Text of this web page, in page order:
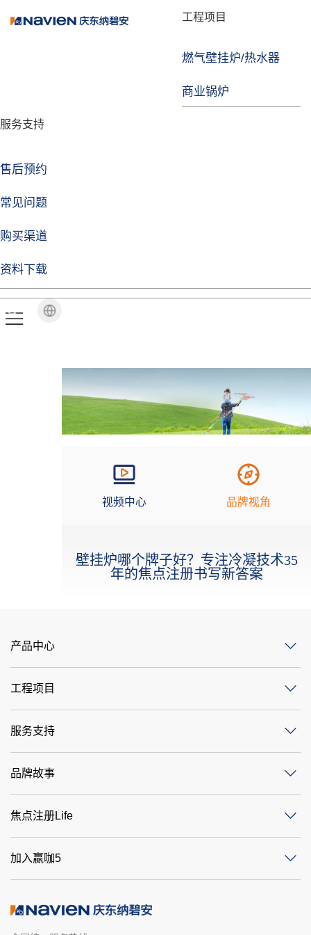
工程项目
燃气壁挂炉/热水器
商业锅炉
服务支持
售后预约
常见问题
购买渠道
资料下载
品牌故事
技术实力
企业动态
焦点注册Life
品牌视角
视频中心 品牌视角
壁挂炉哪个牌子好？专注冷凝技术35
年的焦点注册书写新答案
产品中心
工程项目
服务支持
品牌故事
焦点注册Life
加入赢咖5